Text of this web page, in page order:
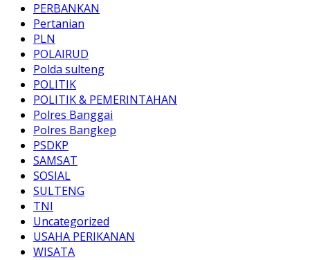
PERBANKAN
Pertanian
PLN
POLAIRUD
Polda sulteng
POLITIK
POLITIK & PEMERINTAHAN
Polres Banggai
Polres Bangkep
PSDKP
SAMSAT
SOSIAL
SULTENG
TNI
Uncategorized
USAHA PERIKANAN
WISATA